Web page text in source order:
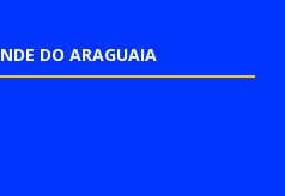
DO ARAGUAIA